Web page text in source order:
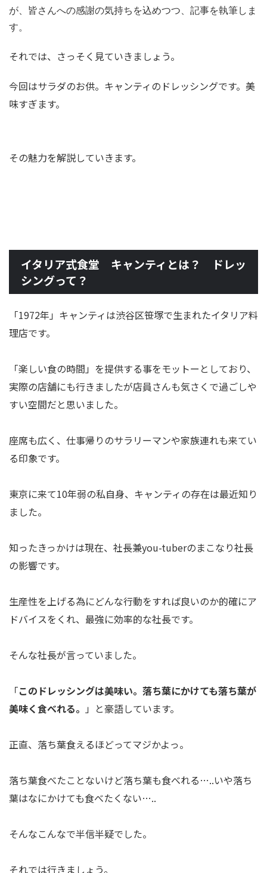
が、皆さんへの感謝の気持ちを込めつつ、記事を執筆しま
す。
それでは、さっそく見ていきましょう。
今回はサラダのお供。キャンティのドレッシングです。美
味すぎます。
その魅力を解説していきます。
イタリア式食堂 キャンティとは？ ドレッ
シングって？
「1972年」キャンティは渋谷区笹塚で生まれたイタリア料
理店です。
「楽しい食の時間」を提供する事をモットーとしており、
実際の店舗にも行きましたが店員さんも気さくで過ごしや
すい空間だと思いました。
座席も広く、仕事帰りのサラリーマンや家族連れも来てい
る印象です。
東京に来て10年弱の私自身、キャンティの存在は最近知り
ました。
知ったきっかけは現在、社長兼you-tuberのまこなり社長
の影響です。
生産性を上げる為にどんな行動をすれば良いのか的確にア
ドバイスをくれ、最強に効率的な社長です。
そんな社長が言っていました。
「このドレッシングは美味い。落ち葉にかけても落ち葉が
美味く食べれる。 」と豪語しています。
正直、落ち葉食えるほどってマジかよっ。
落ち葉食べたことないけど落ち葉も食べれる…..いや落ち
葉はなにかけても食べたくない…..
そんなこんなで半信半疑でした。
それでは行きましょう。